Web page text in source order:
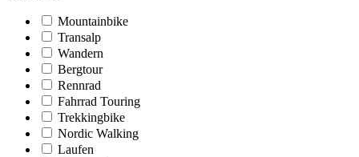
Mountainbike
Transalp
Wandern
Bergtour
Rennrad
Fahrrad Touring
Trekkingbike
Nordic Walking
Laufen